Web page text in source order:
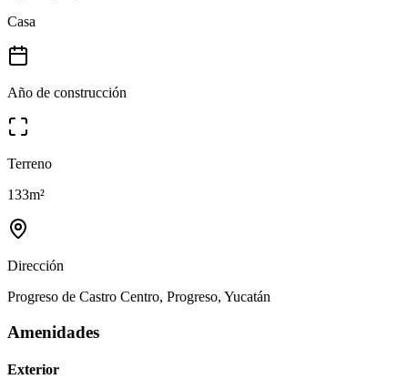
Casa
Año de construcción
Terreno
133m²
Dirección
Progreso de Castro Centro, Progreso, Yucatán
Amenidades
Exterior